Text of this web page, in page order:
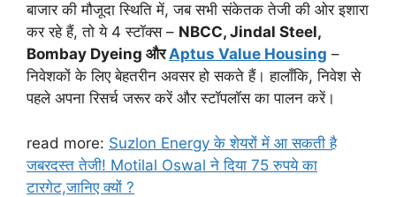
बाजार की मौजूदा स्थिति में, जब सभी संकेतक तेजी की ओर इशारा
कर रहे हैं, तो ये 4 स्टॉक्स – NBCC, Jindal Steel,
Bombay Dyeing औरAptus Value Housing –
निवेशकों के लिए बेहतरीन अवसर हो सकते हैं। हालाँकि, निवेश से
पहले अपना रिसर्च जरूर करें और स्टॉपलॉस का पालन करें।
read more: Suzlon Energy के शेयरों में आ सकती है
जबरदस्त तेजी! Motilal Oswal ने दिया 75 रुपये का
टारगेट,जानिए क्यों ?